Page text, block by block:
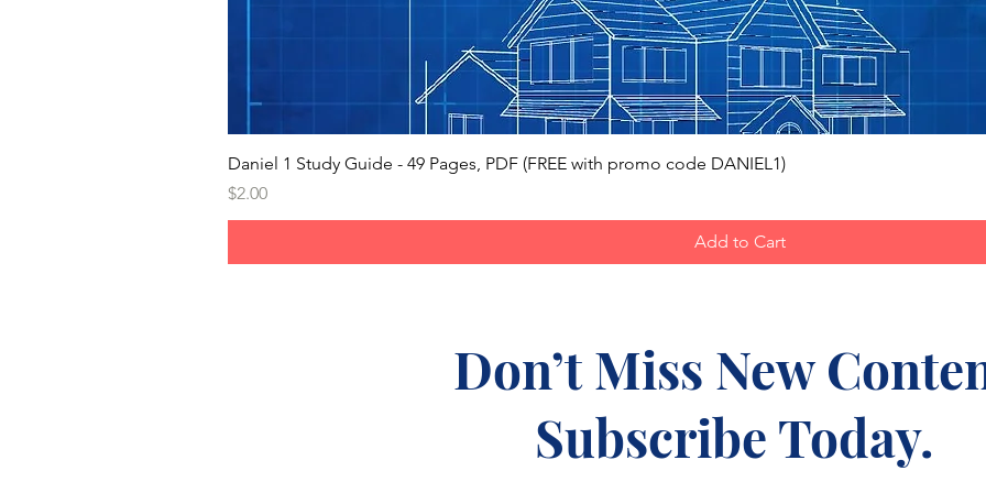
Quick View
Daniel 1 Study Guide - 49 Pages, PDF (FREE with promo code DANIEL1)
Price
$2.00
Add to Cart
Don’t Miss New
Subscribe Today.